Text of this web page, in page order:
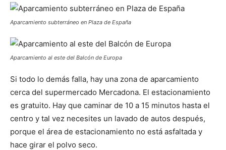
Aparcamiento subterráneo en Plaza de España
Aparcamiento al este del Balcón de Europa
Si todo lo demás falla, hay una zona de aparcamiento
cerca del supermercado Mercadona. El estacionamiento
es gratuito. Hay que caminar de 10 a 15 minutos hasta el
centro y tal vez necesites un lavado de autos después,
porque el área de estacionamiento no está asfaltada y
hace girar el polvo seco.